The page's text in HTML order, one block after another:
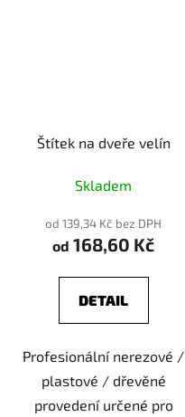
Štítek na dveře velín
Skladem
od 139,34 Kč bez DPH
od 168,60 Kč
DETAIL
Profesionální nerezové /
plastové / dřevěné
provedení určené pro